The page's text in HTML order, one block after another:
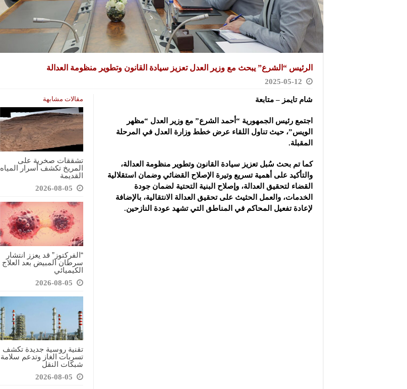
الرئيس “الشرع” يبحث مع وزير العدل تعزيز سيادة القانون وتطوير منظومة العدالة
2025-05-12
مقالات مشابهة
تشققات صخرية على
المريخ تكشف أسرار المياه
القديمة
2026-08-05
“الفركتوز” قد يعزز انتشار
سرطان المبيض بعد العلاج
الكيميائي
2026-08-05
تقنية روسية جديدة تكشف
تسربات الغاز وتدعم سلامة
شبكات النقل
2026-08-05
شام تايمز – متابعة
اجتمع رئيس الجمهورية “أحمد الشرع” مع وزير العدل “مظهر
الويس”، حيث تناول اللقاء عرض خطط وزارة العدل في المرحلة
المقبلة.
كما تم بحث سُبل تعزيز سيادة القانون وتطوير منظومة العدالة،
والتأكيد على أهمية تسريع وتيرة الإصلاح القضائي وضمان استقلالية
القضاء لتحقيق العدالة، وإصلاح البنية التحتية لضمان جودة
الخدمات، والعمل الحثيث على تحقيق العدالة الانتقالية، بالإضافة
لإعادة تفعيل المحاكم في المناطق التي تشهد عودة النازحين.